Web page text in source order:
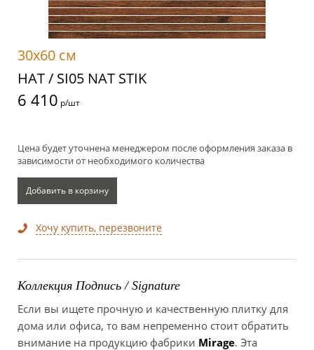
30x60 см
НАТ / SI05 NAT STIK
6 410 р/шт
Цена будет уточнена менеджером после оформления заказа в
зависимости от необходимого количества
Добавить в корзину
Хочу купить, перезвоните
Коллекция Подпись / Signature
Если вы ищете прочную и качественную плитку для
дома или офиса, то вам непременно стоит обратить
внимание на продукцию фабрики Mirage. Эта